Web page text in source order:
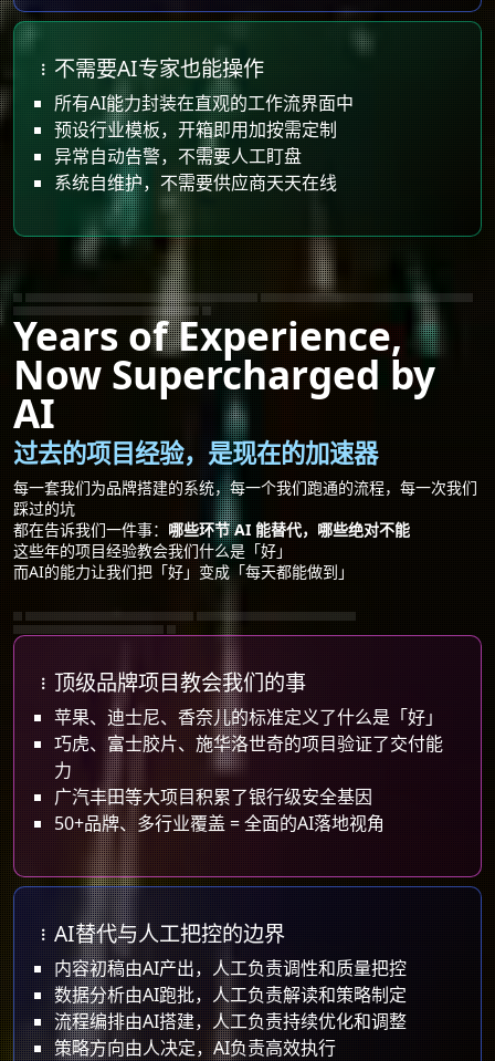
不需要AI专家也能操作
所有AI能力封装在直观的工作流界面中
预设行业模板，开箱即用加按需定制
异常自动告警，不需要人工盯盘
系统自维护，不需要供应商天天在线
18年品牌服务经验AI升级｜苹果迪士尼香奈儿服务商AI转型 顶级品牌方法论中小企业落地｜AI自动化方案实战经验
品牌AI内容生产系统｜AI数据分析平台搭建经验
Years of Experience,
Now Supercharged by
AI
过去的项目经验，是现在的加速器
每一套我们为品牌搭建的系统，每一个我们跑通的流程，每一次我们
踩过的坑
都在告诉我们一件事： 哪些环节 AI 能替代，哪些绝对不能
这些年的项目经验教会我们什么是「好」
而AI的能力让我们把「好」变成「每天都能做到」
自动化工作流实施案例｜AI客服知识库部署 多模态AI识别应用｜全链路AI自动化能力
企业AI方案交付标准｜AI系统落地验收
顶级品牌项目教会我们的事
顶级品牌项目教会我们的事
苹果、迪士尼、香奈儿的标准定义了什么是「好」
巧虎、富士胶片、施华洛世奇的项目验证了交付能
力
广汽丰田等大项目积累了银行级安全基因
50+品牌、多行业覆盖 = 全面的AI落地视角
AI替代与人工把控的边界
内容初稿由AI产出，人工负责调性和质量把控
数据分析由AI跑批，人工负责解读和策略制定
流程编排由AI搭建，人工负责持续优化和调整
策略方向由人决定，AI负责高效执行